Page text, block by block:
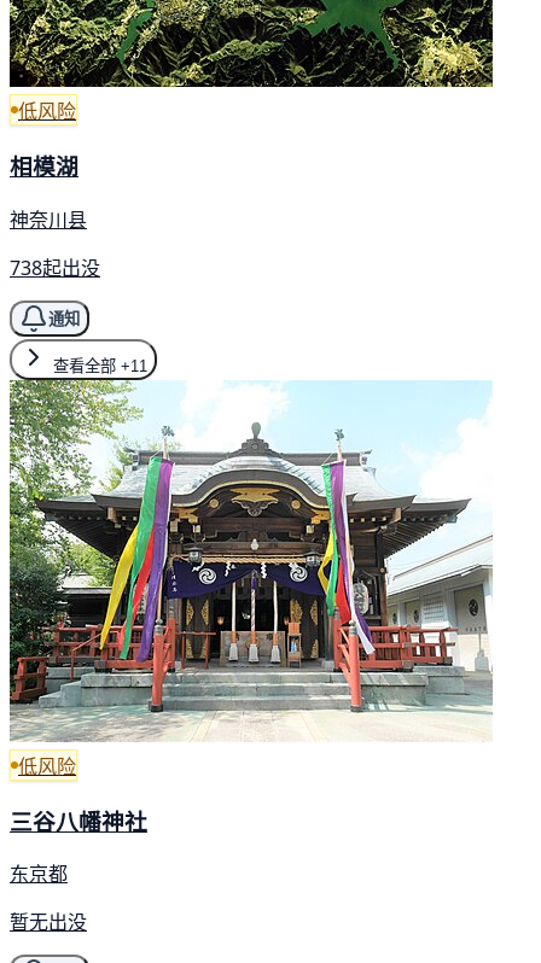
低风险
相模湖
神奈川县
738起出没
通知
查看全部 +11
低风险
三谷八幡神社
东京都
暂无出没